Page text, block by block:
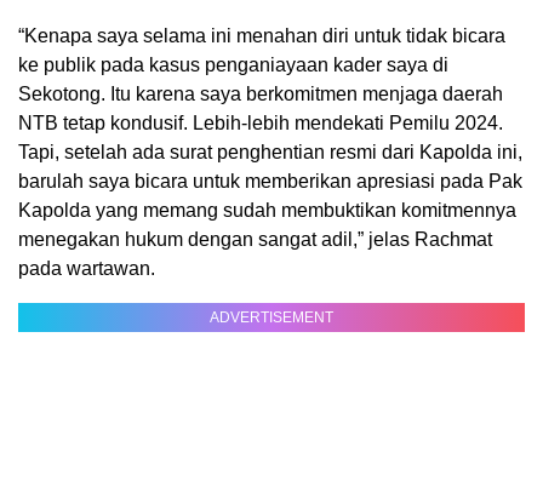
“Kenapa saya selama ini menahan diri untuk tidak bicara
ke publik pada kasus penganiayaan kader saya di
Sekotong. Itu karena saya berkomitmen menjaga daerah
NTB tetap kondusif. Lebih-lebih mendekati Pemilu 2024.
Tapi, setelah ada surat penghentian resmi dari Kapolda ini,
barulah saya bicara untuk memberikan apresiasi pada Pak
Kapolda yang memang sudah membuktikan komitmennya
menegakan hukum dengan sangat adil,” jelas Rachmat
pada wartawan.
ADVERTISEMENT